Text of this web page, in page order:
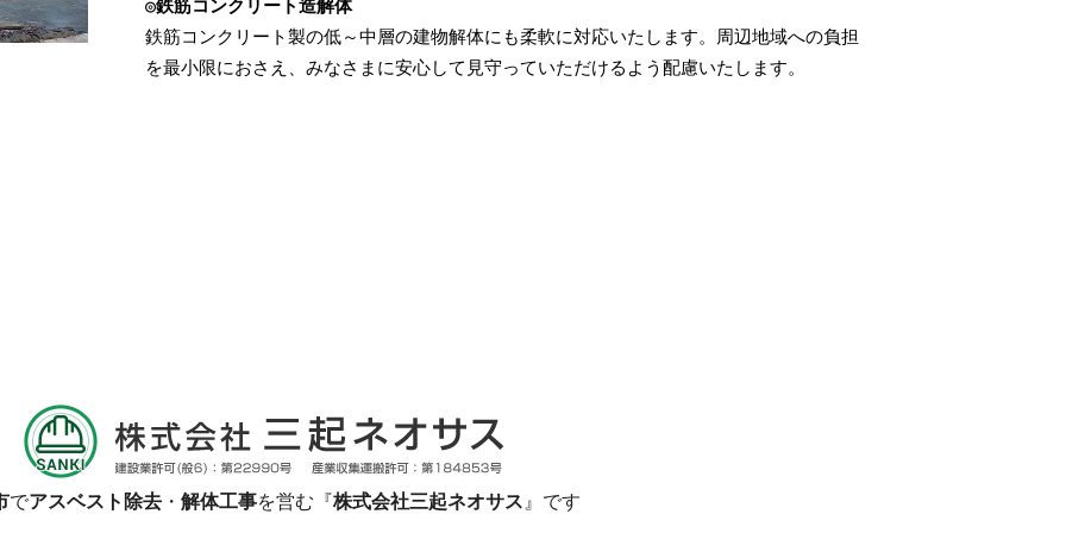
◎鉄筋コンクリート造解体
鉄筋コンクリート製の低～中層の建物解体にも柔軟に対応いたします。周辺地域への負担
を最小限におさえ、みなさまに安心して見守っていただけるよう配慮いたします。
でアスベスト除去 ・ 解体工事を営む『株式会社三起ネオサス』です